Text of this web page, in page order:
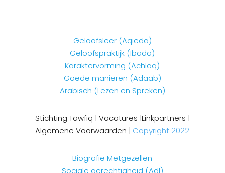
Geloofsleer (Aqieda)
Geloofspraktijk (Ibada)
Karaktervorming (Achlaq)
Goede manieren (Adaab)
Arabisch (Lezen en Spreken)
Stichting Tawfiq | Vacatures |Linkpartners |
Algemene Voorwaarden | Copyright 2022
Biografie Metgezellen
Sociale gerechtigheid (Adl)